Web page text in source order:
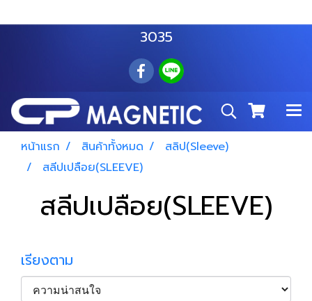
3035
หน้าแรก สินค้าทั้งหมด
สลิป(Sleeve)
สลีปเปลือย(SLEEVE)
สลีปเปลือย(SLEEVE)
เรียงตาม